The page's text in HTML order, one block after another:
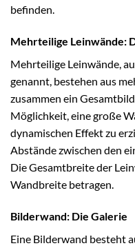
befinden.
Mehrteilige Leinwände:
Mehrteilige Leinwände,
genannt, bestehen aus
zusammen ein
Möglichkeit, eine große
dynamischen Effekt zu
Abstände zwischen den
Die Gesamtbreite der
Wandbreite betragen.
Bilderwand: Die Galerie
Eine Bilderwand besteht